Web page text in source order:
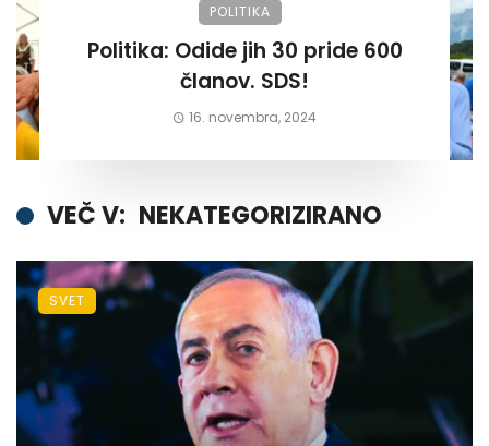
POLITIKA
Politika: Odide jih 30 pride 600
članov. SDS!
16. novembra, 2024
VEČ V: NEKATEGORIZIRANO
SVET